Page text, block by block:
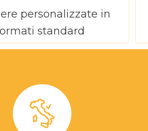
personalizzate in
standard